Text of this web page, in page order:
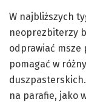
W najbliższych
neoprezbiterzy
odprawiać msze
pomagać w
na parafie, jako